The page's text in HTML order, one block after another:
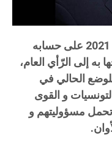
في بيان نشره اليوم الثلاثاء 25 ماي 2021 على حسابه
إلى الرّأي العام،
الحالي في
و القوى
تحمل مسؤوليتهم و